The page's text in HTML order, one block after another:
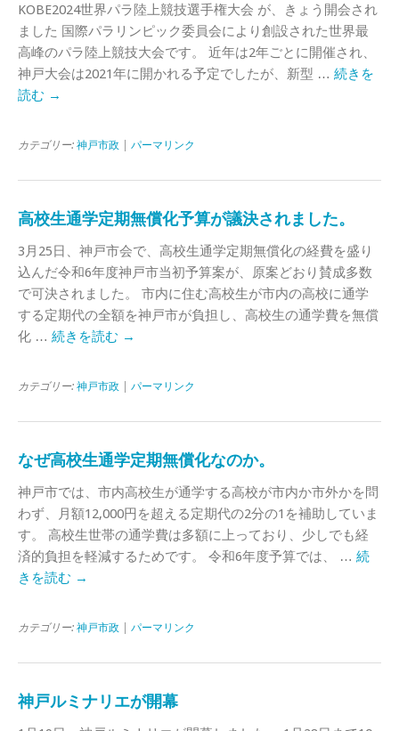
KOBE2024世界パラ陸上競技選手権大会 が、きょう開会され
ました 国際パラリンピック委員会により創設された世界最
高峰のパラ陸上競技大会です。 近年は2年ごとに開催され、
神戸大会は2021年に開かれる予定でしたが、新型 … 続きを
読む →
カテゴリー: 神戸市政 パーマリンク
高校生通学定期無償化予算が議決されました。
3月25日、神戸市会で、高校生通学定期無償化の経費を盛り
込んだ令和6年度神戸市当初予算案が、原案どおり賛成多数
で可決されました。 市内に住む高校生が市内の高校に通学
する定期代の全額を神戸市が負担し、高校生の通学費を無償
化 … 続きを読む →
カテゴリー: 神戸市政 パーマリンク
なぜ高校生通学定期無償化なのか。
神戸市では、市内高校生が通学する高校が市内か市外かを問
わず、月額12,000円を超える定期代の2分の1を補助していま
す。 高校生世帯の通学費は多額に上っており、少しでも経
済的負担を軽減するためです。 令和6年度予算では、 … 続
きを読む →
カテゴリー: 神戸市政 パーマリンク
神戸ルミナリエが開幕